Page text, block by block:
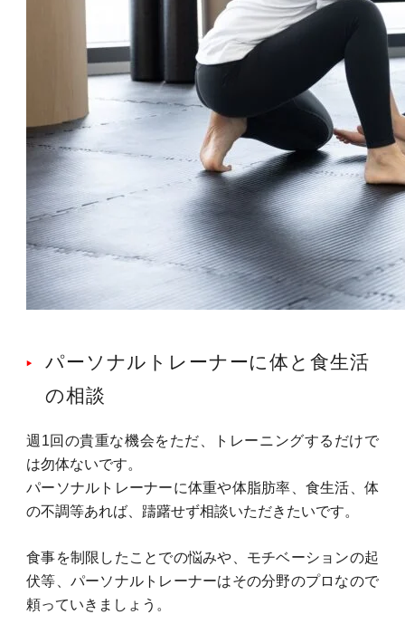
パーソナルトレーナーに体と食生活
の相談
週1回の貴重な機会をただ、トレーニングするだけで
は勿体ないです。
パーソナルトレーナーに体重や体脂肪率、食生活、体
の不調等あれば、躊躇せず相談いただきたいです。
食事を制限したことでの悩みや、モチベーションの起
伏等、パーソナルトレーナーはその分野のプロなので
頼っていきましょう。